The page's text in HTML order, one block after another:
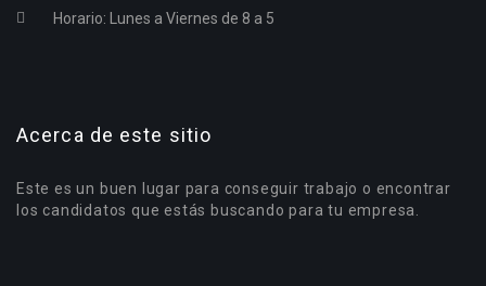
Horario: Lunes a Viernes de 8 a 5
Acerca de este sitio
Este es un buen lugar para conseguir trabajo o encontrar
los candidatos que estás buscando para tu empresa.